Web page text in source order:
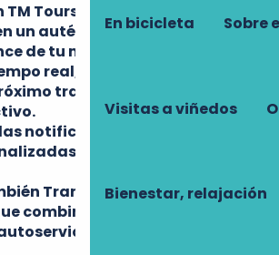
En bicicleta Sobre
Visitas a viñedos
Bienestar, relajación
Tours convierte tu
un auténtico compañero de
de tu mano, encuentra
real, compra tus billetes y
trayecto en tranvía en un
notificaciones para recibir
sobre tus líneas
Transit, tu asistente
combina tranvía, autobús y